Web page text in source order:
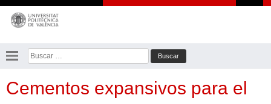
Saltar
contenido
Buscar:
Cementos expansivos para el